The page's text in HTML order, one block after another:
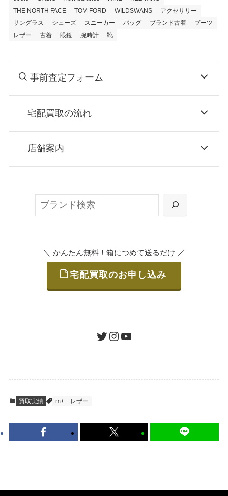
THE NORTH FACE
TOM FORD WILDSWANS
アクセサリー
サングラス
シューズ スニーカー バッグ ブランド古着
ブーツ
レザー
古着 眼鏡 腕時計 靴
事前査定フォーム
宅配買取の流れ
お申込み
または梱包材不要の「集荷申込」からお選び
ご発送
査定結果のご承認 / 入金
到着即日に査定いたします。買取金額にご納
得いただければ、最短即日の入金が可能で
店舗案内
＼ かんたん無料！箱につめて送るだけ ／
宅配買取のお申し込み
ツイッターインスタグラムユーチューブ
買取実績 m+ レザー